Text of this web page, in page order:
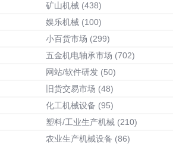
矿山机械 (438)
娱乐机械 (100)
小百货市场 (299)
五金机电轴承市场 (702)
网站/软件研发 (50)
旧货交易市场 (48)
化工机械设备 (95)
塑料/工业生产机械 (210)
农业生产机械设备 (86)